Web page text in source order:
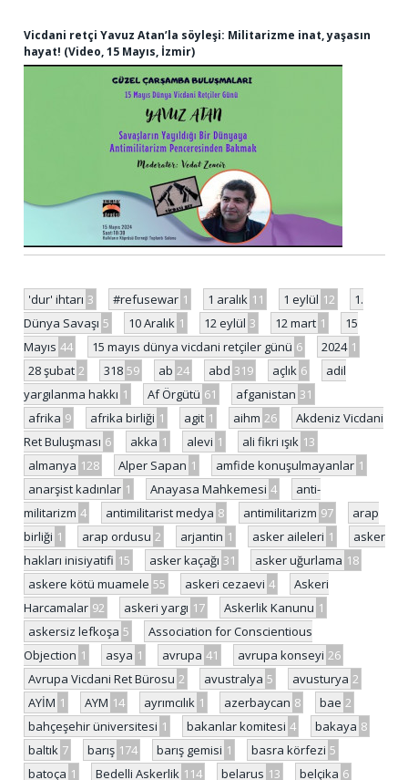
Vicdani retçi Yavuz Atan’la söyleşi: Militarizme inat, yaşasın
hayat! (Video, 15 Mayıs, İzmir)
'dur' ihtarı 3 #refusewar 1 1 aralık 11 1 eylül 12
1.
Dünya Savaşı 5 10 Aralık 1 12 eylül 3 12 mart 1
15
Mayıs 44 15 mayıs dünya vicdani retçiler günü 6 2024 1
28 şubat 2 318 59 ab 24 abd 319 açlık 6
adil
yargılanma hakkı 1 Af Örgütü 61 afganistan 31
afrika 9 afrika birliği 1 agit 1 aihm 26
Akdeniz Vicdani
Ret Buluşması 6 akka 1 alevi 1 ali fikri ışık 13
almanya 128 Alper Sapan 1 amfide konuşulmayanlar 1
anarşist kadınlar 1 Anayasa Mahkemesi 4
anti-
militarizm 4 antimilitarist medya 8 antimilitarizm 97
arap
birliği 1 arap ordusu 2 arjantin 1 asker aileleri 1
asker
hakları inisiyatifi 15 asker kaçağı 31 asker uğurlama 18
askere kötü muamele 55 askeri cezaevi 4
Askeri
Harcamalar 92 askeri yargı 17 Askerlik Kanunu 1
askersiz lefkoşa 5
Association for Conscientious
Objection 1 asya 1 avrupa 41 avrupa konseyi 26
Avrupa Vicdani Ret Bürosu 2 avustralya 5 avusturya 2
AYİM 1 AYM 14 ayrımcılık 1 azerbaycan 8 bae 2
bahçeşehir üniversitesi 1 bakanlar komitesi 4 bakaya 8
baltık 7 barış 174 barış gemisi 1 basra körfezi 5
batoça 1 Bedelli Askerlik 114 belarus 13 belçika 6